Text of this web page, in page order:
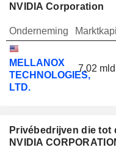
NVIDIA Corporation
Onderneming
MELLANOX
TECHNOLOGIES,
LTD.
7,02
Privébedrijven die tot
NVIDIA